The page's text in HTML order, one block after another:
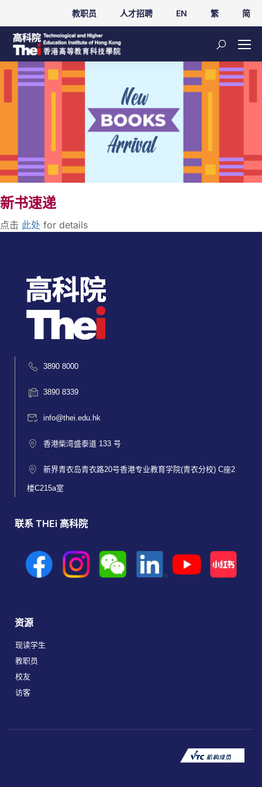
教职员 人才招聘 EN 繁 简
新书速递
点击 此处 for details
3890 8000
3890 8339
info@thei.edu.hk
香港柴湾盛泰道 133 号
新界青衣岛青衣路20号香港专业教育学院(青衣分校) C座2
楼C215a室
联系 THEi 高科院
资源
现读学生
教职员
校友
访客